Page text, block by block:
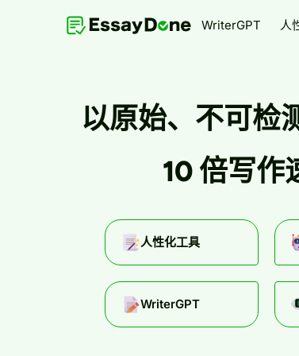
WriterGPT 人
以原始、不可检
10 倍写作
人性化工具
WriterGPT